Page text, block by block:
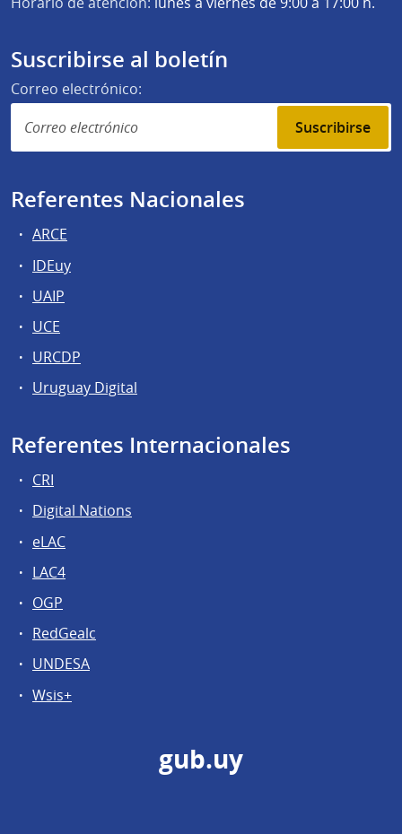
Suscribirse al boletín
Correo electrónico:
Suscribirse
Referentes Nacionales
ARCE
IDEuy
UAIP
UCE
URCDP
Uruguay Digital
Referentes Internacionales
CRI
Digital Nations
eLAC
LAC4
OGP
RedGealc
UNDESA
Wsis+
gub.uy